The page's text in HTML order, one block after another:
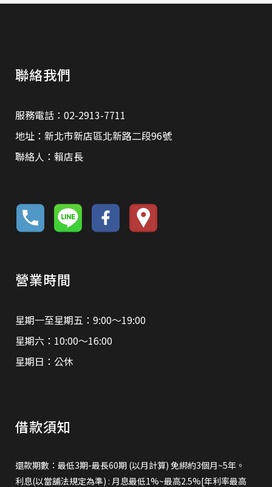
聯絡我們
服務電話：02-2913-7711
地址：新北市新店區北新路二段96號
聯絡人：賴店長
營業時間
星期一至星期五：9:00～19:00
星期六：10:00～16:00
星期日：公休
借款須知
還款期數：最低3期-最長60期 (以月計算) 免綁約3個月~5年。
利息(以當舖法規定為準) : 月息最低1%~最高2.5%[年利率最高